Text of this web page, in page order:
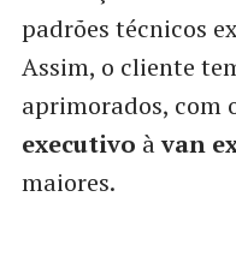
padrões técnicos
Assim, o cliente
aprimorados, com
executivo àvan
maiores.